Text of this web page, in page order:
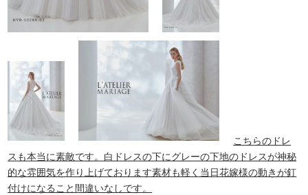
こちらのドレ
スも本当に素敵です。白ドレスの下にグレーの下地のドレスが神秘
的な雰囲気を作り上げております素材も軽く当日花嫁様の動きが釘
付けになること間違いなしです。